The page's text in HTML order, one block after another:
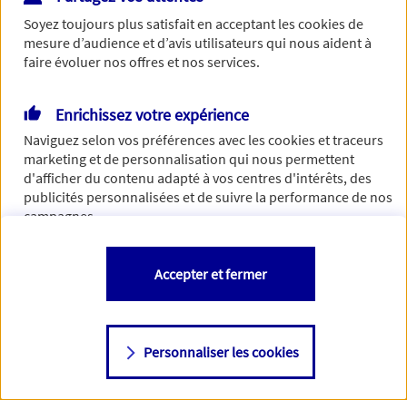
Vous disposez de droits sur les informations vous concernant. Pour
plus d’informations,cliquez ici.
Soyez toujours plus satisfait en acceptant lescookiesde
mesure d’audience et d’avis utilisateurs qui nous aident à
faire évoluer nos offres et nos services.
Enrichissez votre expérience
Naviguez selon vos préférences avec lescookies et traceurs
marketing et de personnalisation qui nous permettent
d'afficher du contenu adapté à vos centres d'intérêts, des
publicités personnalisées et de suivre la performance de nos
campagnes.
Vous êtes libre de les accepter, de les refuser comme de
changer d'avis à tout moment en allant sur
Consulter notre politique decookies
Personnaliser les cookies
Accepter et fermer